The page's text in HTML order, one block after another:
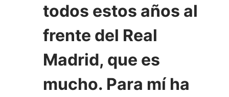
todos estos años al
frente del Real
Madrid, que es
mucho. Para mí ha